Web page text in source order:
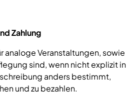
Zahlung
analoge Veranstaltungen, sowie
sind, wenn nicht explizit in
anders bestimmt,
und zu bezahlen.